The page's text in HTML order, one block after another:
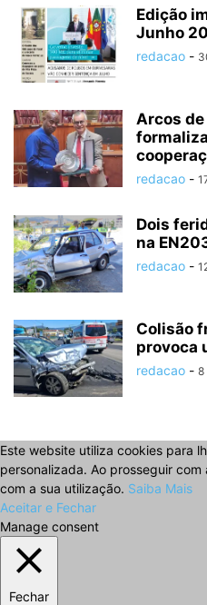
Edição
Junho
redacao -
Arcos
redacao -
Dois
na
redacao -
Colisão
provoca
redacao - 8
Este website utiliza cookies para
personalizada. Ao prosseguir
com a sua utilização. Saiba Mais
Aceitar e Fechar
Manage consent
Fechar